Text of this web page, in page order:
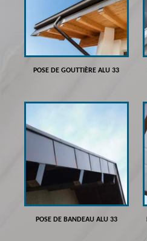
POSE DE GOUTTIÈRE ALU 33
POSE DE BANDEAU ALU 33